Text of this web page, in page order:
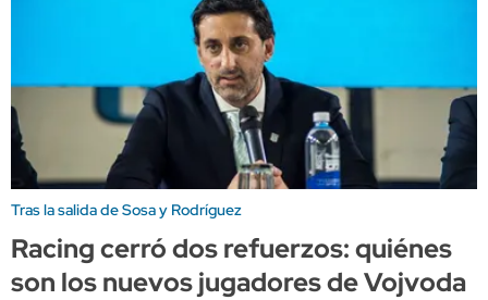
Tras la salida de Sosa y Rodríguez
Racing cerró dos refuerzos: quiénes
son los nuevos jugadores de Vojvoda